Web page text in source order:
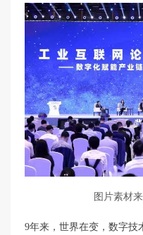
图片素材
9年来，世界在变，数字技